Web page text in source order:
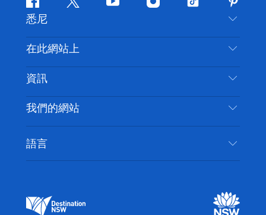
Facebook嘰
喳
喳
Youtube Instagram
抖
悉尼
聯絡我們
免責聲明
隱私
Cookie 通知
在此網站上
目的地
要做的事情
新南威爾斯州公路旅行
活動
住宿
資訊
旅行資訊
無障礙悉尼
列出您的業務
我們的網站
語言